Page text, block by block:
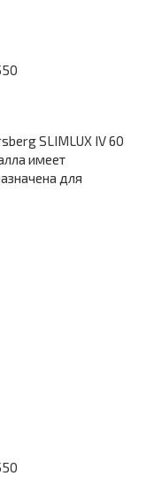
SLIMLUX IV 60
имеет
для